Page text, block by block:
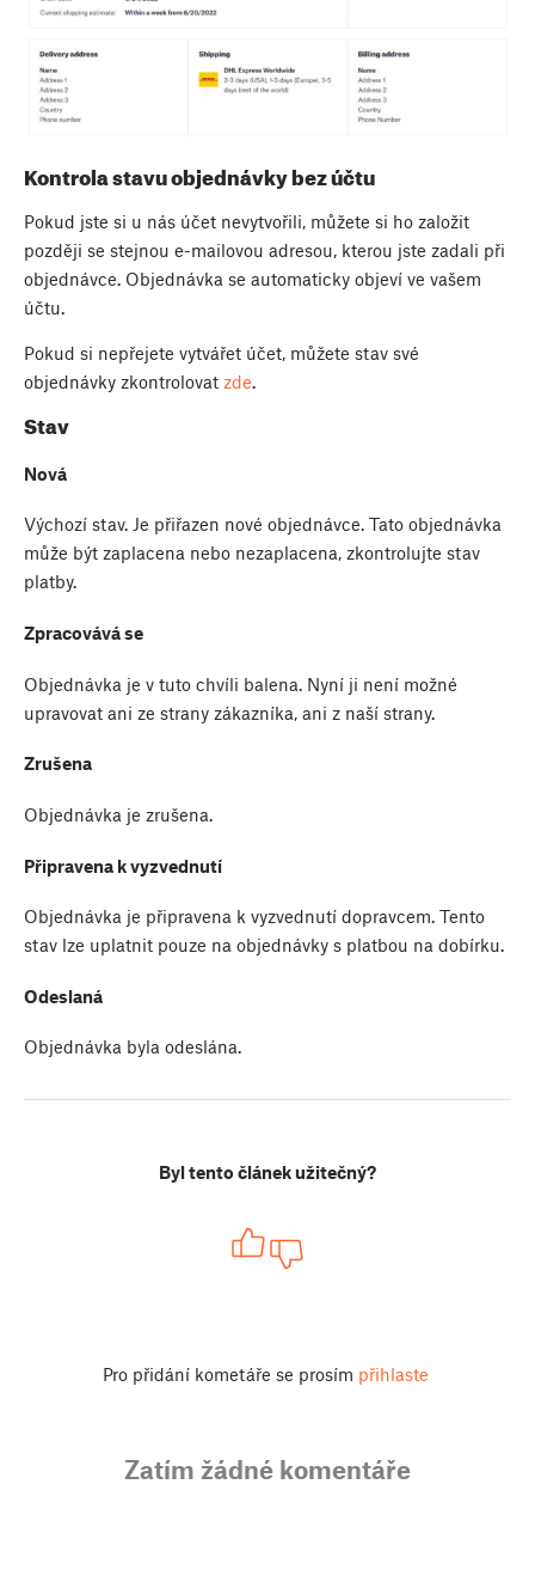
Kontrola stavu objednávky bez účtu
Pokud jste si u nás účet nevytvořili, můžete si ho založit
později se stejnou e-mailovou adresou, kterou jste zadali při
objednávce. Objednávka se automaticky objeví ve vašem
účtu.
Pokud si nepřejete vytvářet účet, můžete stav své
objednávky zkontrolovat zde.
Stav
Nová
Výchozí stav. Je přiřazen nové objednávce. Tato objednávka
může být zaplacena nebo nezaplacena, zkontrolujte stav
platby.
Zpracovává se
Objednávka je v tuto chvíli balena. Nyní ji není možné
upravovat ani ze strany zákazníka, ani z naší strany.
Zrušena
Objednávka je zrušena.
Připravena k vyzvednutí
Objednávka je připravena k vyzvednutí dopravcem. Tento
stav lze uplatnit pouze na objednávky s platbou na dobírku.
Odeslaná
Objednávka byla odeslána.
Byl tento článek užitečný?
Pro přidání kometáře se prosím přihlaste
Zatím žádné komentáře